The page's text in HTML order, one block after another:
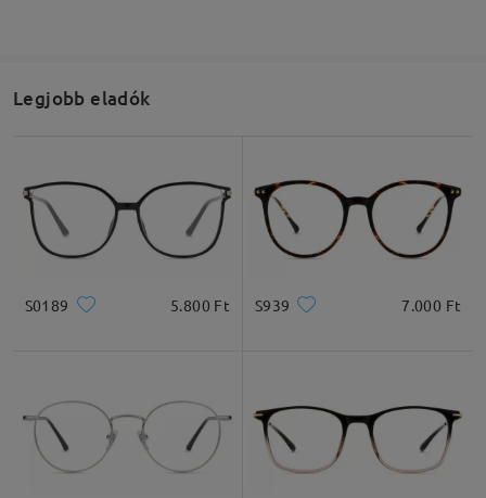
Legjobb eladók
S0189 5.800 Ft S939 7.000 Ft